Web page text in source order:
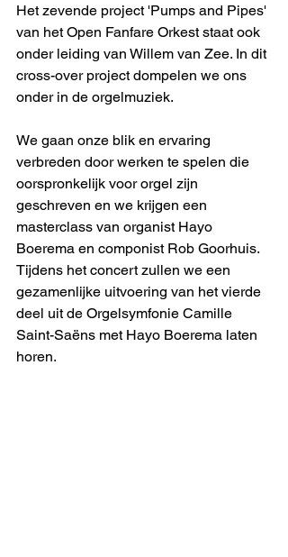
Het zevende project 'Pumps and Pipes'
van het Open Fanfare Orkest staat ook
onder leiding van Willem van Zee. In dit
cross-over project dompelen we ons
onder in de orgelmuziek.
We gaan onze blik en ervaring
verbreden door werken te spelen die
oorspronkelijk voor orgel zijn
geschreven en we krijgen een
masterclass van organist Hayo
Boerema en componist Rob Goorhuis.
Tijdens het concert zullen we een
gezamenlijke uitvoering van het vierde
deel uit de Orgelsymfonie Camille
Saint-Saëns met Hayo Boerema laten
horen.